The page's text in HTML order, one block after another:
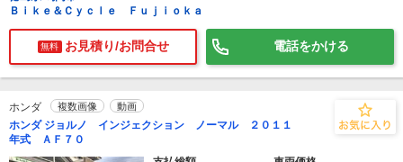
Ｂｉｋｅ＆Ｃｙｃｌｅ Ｆｕｊｉｏｋａ
無料 お見積り/お問合せ 電話をかける
ホンダ 複数画像 動画
ホンダ ジョルノ インジェクション ノーマル ２０１１
年式 ＡＦ７０